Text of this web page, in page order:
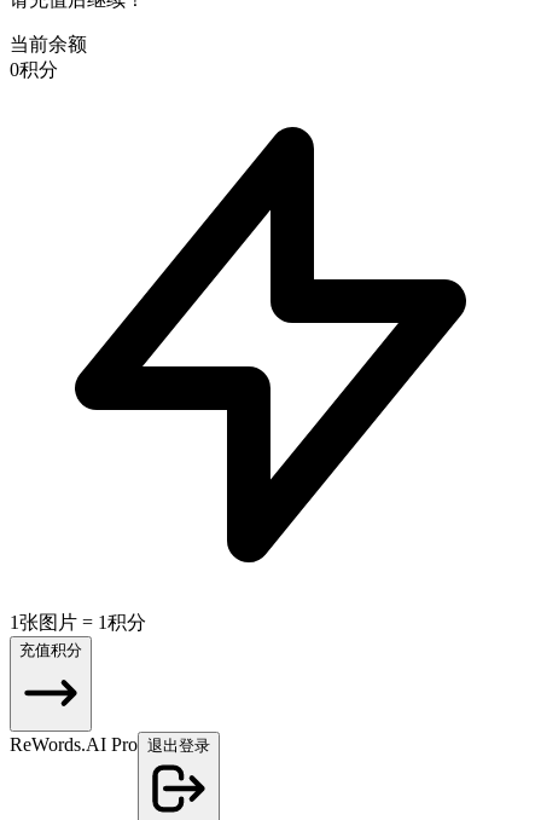
当前余额
0积分
1张图片 = 1积分
充值积分
ReWords.AI Pro 退出登录